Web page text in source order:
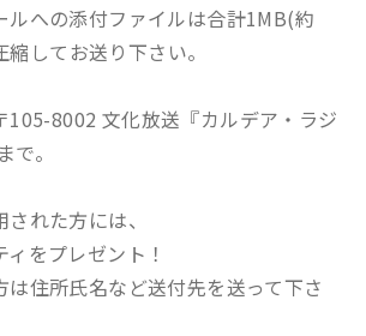
への添付ファイルは合計1MB(約
してお送り下さい。
105-8002 文化放送『カルデア・ラジ
。
れた方には、
をプレゼント！
住所氏名など送付先を送って下さ